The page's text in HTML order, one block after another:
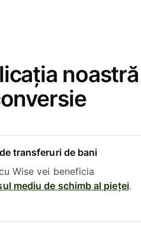
noastră
transferuri de bani
Wise vei beneficia
mediu de schimb al pieței.